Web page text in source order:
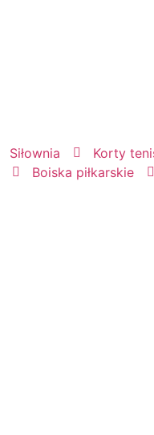
Siłownia Korty
Boiska piłkarskie